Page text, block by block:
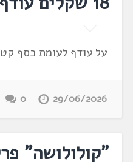
על עודף לעומת כסף קטן
29/06/2026
0